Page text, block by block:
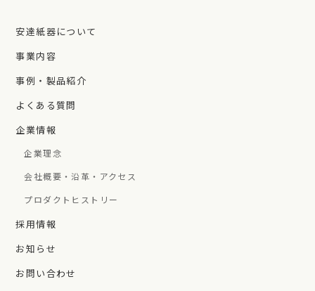
安達紙器について
事業内容
事例・製品紹介
よくある質問
企業情報
企業理念
会社概要・沿革・アクセス
プロダクトヒストリー
採用情報
お知らせ
お問い合わせ